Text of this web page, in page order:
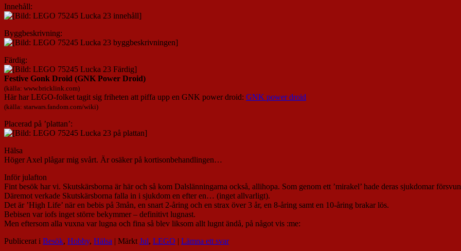
Innehåll:
Byggbeskrivning:
Färdig:
Festive Gonk Droid (GNK Power Droid)
(källa: www.bricklink.com)
Här har LEGO-folket tagit sig friheten att piffa upp en GNK power droid: GNK power droid
(källa: starwars.fandom.com/wiki)
Placerad på ’plattan’:
Hälsa
Höger Axel plågar mig svårt. Är osäker på kortisonbehandlingen…
Inför julafton
Fint besök har vi. Skutskärsborna är här och så kom Dalslänningarna också, allihopa. Som genom ett ’mirakel’ hade deras sjukdomar
Däremot verkade Skutskärsborna falla in i sjukdom en efter en… (inget allvarligt).
Det är ’High Life’ när en bebis på 3mån, en snart 2-åring och en strax över 3 år, en 8-åring samt en 10-åring brakar lös.
Bebisen var iofs inget större bekymmer – definitivt lugnast.
Men eftersom alla vuxna var lugna och fina så blev liksom allt lugnt ändå, på något vis :me:
Publicerat i Besök, Hobby, Hälsa | Märkt Jul, LEGO | Lämna ett svar